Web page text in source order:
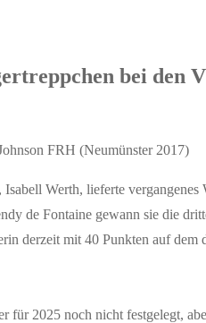
bei den
Werth, lieferte
de Fontaine gewann sie die
derzeit mit 40 Punkten auf
für 2025 noch nicht festgelegt,